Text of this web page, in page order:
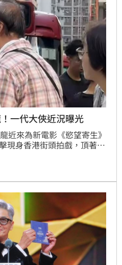
一代大俠近況曝光
近來為新電影《慾望寄生》
現身香港街頭拍戲，頂著一
不出來。照片與影片曝光